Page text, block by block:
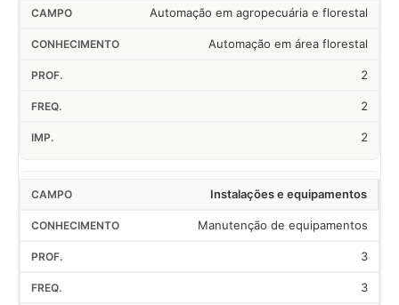
Automação em agropecuária e florestal
Automação em área florestal
2
2
2
Instalações e equipamentos
Manutenção de equipamentos
3
3